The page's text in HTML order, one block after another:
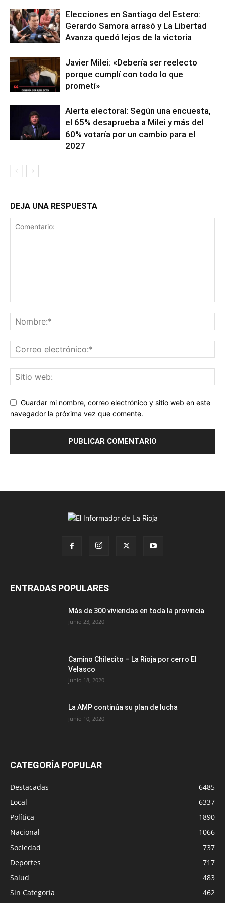
Elecciones en Santiago del Estero:
Gerardo Samora arrasó y La Libertad
Avanza quedó lejos de la victoria
Javier Milei: «Debería ser reelecto
porque cumplí con todo lo que
prometí»
Alerta electoral: Según una encuesta,
el 65% desaprueba a Milei y más del
60% votaría por un cambio para el
2027
DEJA UNA RESPUESTA
Guardar mi nombre, correo electrónico y sitio web en este
navegador la próxima vez que comente.
ENTRADAS POPULARES
Más de 300 viviendas en toda la provincia
junio 23, 2020
Camino Chilecito – La Rioja por cerro El
Velasco
junio 18, 2020
La AMP continúa su plan de lucha
junio 10, 2020
CATEGORÍA POPULAR
Destacadas
6485
Local
6337
Política
1890
Nacional
1066
Sociedad
737
Deportes
717
Salud
483
Sin Categoría
462